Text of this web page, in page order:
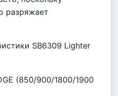
разряжает
SB6309 Lighter
(850/900/1800/1900